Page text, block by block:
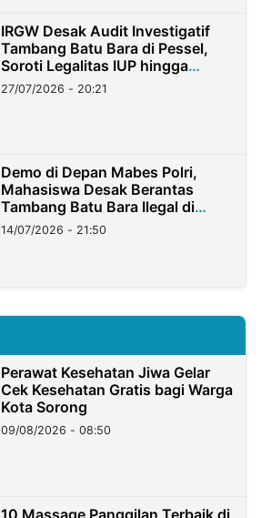
IRGW Desak Audit Investigatif
Tambang Batu Bara di Pessel,
Soroti Legalitas IUP hingga
Stockpile
27/07/2026 - 20:21
Demo di Depan Mabes Polri,
Mahasiswa Desak Berantas
Tambang Batu Bara Ilegal di
Lampung
14/07/2026 - 21:50
Perawat Kesehatan Jiwa Gelar
Cek Kesehatan Gratis bagi Warga
Kota Sorong
09/08/2026 - 08:50
10 Massage Panggilan Terbaik di